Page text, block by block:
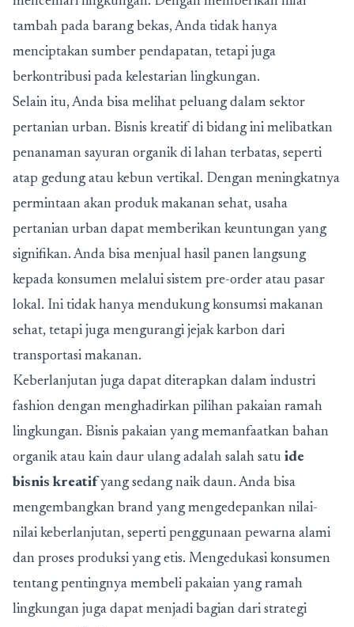
tambah pada barang bekas, Anda tidak hanya
menciptakan sumber pendapatan, tetapi juga
berkontribusi pada kelestarian lingkungan.
Selain itu, Anda bisa melihat peluang dalam sektor
pertanian urban. Bisnis kreatif di bidang ini melibatkan
penanaman sayuran organik di lahan terbatas, seperti
atap gedung atau kebun vertikal. Dengan meningkatnya
permintaan akan produk makanan sehat, usaha
pertanian urban dapat memberikan keuntungan yang
signifikan. Anda bisa menjual hasil panen langsung
kepada konsumen melalui sistem pre-order atau pasar
lokal. Ini tidak hanya mendukung konsumsi makanan
sehat, tetapi juga mengurangi jejak karbon dari
transportasi makanan.
Keberlanjutan juga dapat diterapkan dalam industri
fashion dengan menghadirkan pilihan pakaian ramah
lingkungan. Bisnis pakaian yang memanfaatkan bahan
organik atau kain daur ulang adalah salah satu ide
bisnis kreatif yang sedang naik daun. Anda bisa
mengembangkan brand yang mengedepankan nilai-
nilai keberlanjutan, seperti penggunaan pewarna alami
dan proses produksi yang etis. Mengedukasi konsumen
tentang pentingnya membeli pakaian yang ramah
lingkungan juga dapat menjadi bagian dari strategi